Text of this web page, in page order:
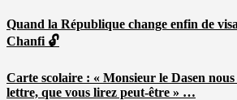
Quand la République change enfin de
Chanfi 🔓
Carte scolaire : « Monsieur le Dasen nous
lettre, que vous lirez peut-être » …